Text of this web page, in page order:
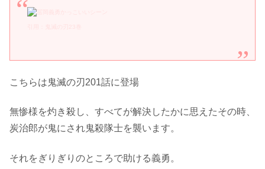
こちらは鬼滅の刃201話に登場
無惨様を灼き殺し、すべてが解決したかに思えたその時、
炭治郎が鬼にされ鬼殺隊士を襲います。
それをぎりぎりのところで助ける義勇。